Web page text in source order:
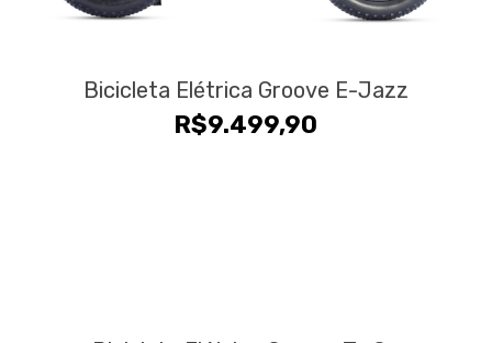
Bicicleta Elétrica Groove E-Jazz
R$9.499,90